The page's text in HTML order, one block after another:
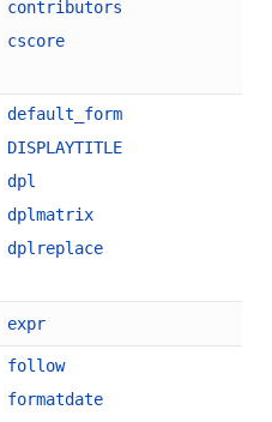
contributors
cscore
default_form
DISPLAYTITLE
dpl
dplmatrix
dplreplace
expr
follow
formatdate